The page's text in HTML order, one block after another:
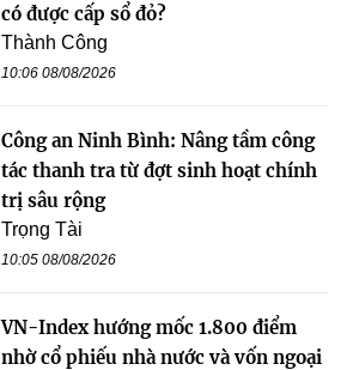
có được cấp sổ đỏ?
Thành Công
10:06 08/08/2026
Công an Ninh Bình: Nâng tầm công
tác thanh tra từ đợt sinh hoạt chính
trị sâu rộng
Trọng Tài
10:05 08/08/2026
VN-Index hướng mốc 1.800 điểm
nhờ cổ phiếu nhà nước và vốn ngoại